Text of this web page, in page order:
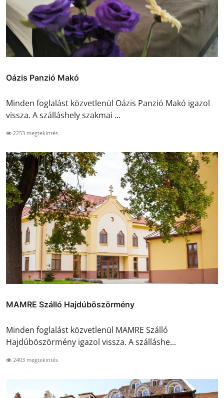
Oázis Panzió Makó
Minden foglalást közvetlenül Oázis Panzió Makó igazol
vissza. A szálláshely szakmai ...
2253 megtekintés
MAMRE Szálló Hajdúböszörmény
Minden foglalást közvetlenül MAMRE Szálló
Hajdúböszörmény igazol vissza. A szálláshe...
2403 megtekintés